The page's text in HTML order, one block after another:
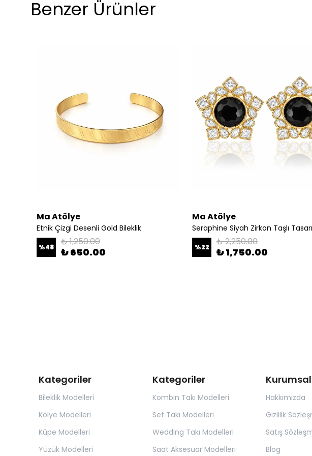
Benzer Ürünler
Ma Atölye
Etnik Çizgi Desenli Gold Bileklik
%48 ₺ 1,250.00
₺ 650.00
Ma Atölye
%22 ₺ 2,250.00
₺ 1,750.00
Kategoriler
Bileklik Modelleri
Kolye Modelleri
Küpe Modelleri
Yüzük Modelleri
Kategoriler
Kombin Takı Modelleri
Set Takı Modelleri
Wedding Takı Modelleri
Saat Aksesuar Modelleri
Kurumsal
Hakkımızda
Gizlilik
Satış
Blog